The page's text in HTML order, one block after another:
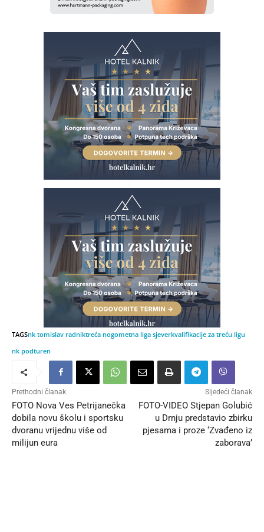
TAGSnk tomislav radniktreća nogometna liga sjeverkvalifikacije za treću ligu
nk podturen
Prethodni članak
FOTO Nova Ves Petrijanečka
dobila novu školu i sportsku
dvoranu vrijednu više od
milijun eura
Sljedeći članak
FOTO-VIDEO Stjepan Golubić
u Drnju predstavio zbirku
pjesama i proze ‘Zvađeno iz
zaborava’